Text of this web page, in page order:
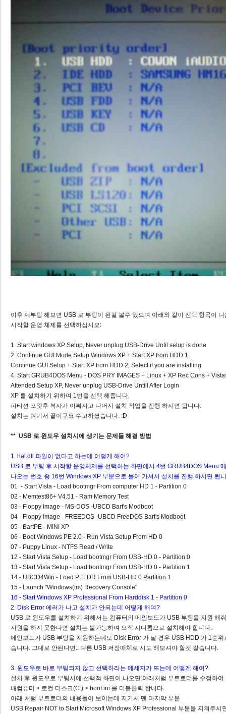
이후 재부팅 해보면 USB 로 부팅이 된걸 볼수 있으며 아래와 같이 선택 항목이 나
시작할 운영 체제를 선택하십시오:
1. Start windows XP Setup, Never unplug USB-Drive Until setup is done
2. Continue GUI Mode Setup Windows XP + Start XP from HDD 1
Continue GUI Setup + Start XP from HDD 2, Select if you are installing
4. Start GRUB4DOS Menu - DOS PRY IMAGES + Linux + XP Rec Cons +
Attended Setup XP, Never unplug USB-Drive Untill After Login
XP 를 설치하기 위하여 1번을 선택 해줍니다.
파티션 포멧후 복사가 이뤄지고 나머지 설치 작업을 진행 하시면 됩니다.
설치는 여기서 끝이구요 수고하셨습니다. :D
** USB 로 윈도우 설치시에 생기는 문제들 해결 방법
1. hal.dll 파일이 없다고 하는데 어떻게 해여?
USB 로 부팅 후 시작할 운영체제를 선택하는 화면에서 4번 GRUB4DOS Menu
나오는 번호 중 16번 Windows XP 부분으로 들어 가셔서 설치를 진행 하시면 됩
01 - Start Vista - Load bootmgr From computer HD 1 - Partition 0
02 - Memtest86+ V4.51 - Ram Memory Test
03 - Floppy Image - MS-DOS -UBCD Bart's Modboot
04 - Floppy Image - FREEDOS -UBCD FreeDOS Bart's Modboot
05 - BartPE - MINI XP
06 - Boot Windows PE 2.0 - Run Vista Setup From HD 0
07 - Puppy Linux - NTFS Read / Write
12 - Start Vista Setup - Load bootmgr From USB-HD 0 - Partition 0
13 - Start Vista Setup - Load bootmgr From USB-HD 0 - Partition 1
14 - UBCD4Win - Load PELDR From USB-HD 0 Partition 1
15 - Launch "Windows(tm) Recovery Console"
16 - Start Windows XP Professional From Harddisk 1 - Partition 0
2. Disk Error 에러가 나고 설치가 안되는데 어떻게 해여?
USB 로 윈도우를 설치하기 위해서는 컴퓨터의 메인보드가 USB 부팅을 지원 해
지원을 하지 못한다면 설치는 불가능하며 오직 시디롬으로 설치해야 합니다.
메인보드가 USB 부팅을 지원하는데도 Disk Error 가 날 경우 USB HDD 가 1순
습니다. 그대로 안된다면.. 다른 USB 저장매체로 시도 해보셔야 할것 같습니다.
3. 윈도우로 바로 부팅되지 않고 선택하라는 메세지가 뜨는데 어떻게 해여?
설치 후 윈도우로 부팅시에 선택적 화면이 나오면 아래처럼 부트로더를 수정하여
내컴퓨터 > 로컬 디스크(C:) > boot.ini 를 더블클릭 합니다.
아래 처럼 부트로더의 내용들이 보이는데 저기서 맨 마지막 부분
USB Repair NOT to Start Microsoft Windows XP Professional 부분을 지워주시